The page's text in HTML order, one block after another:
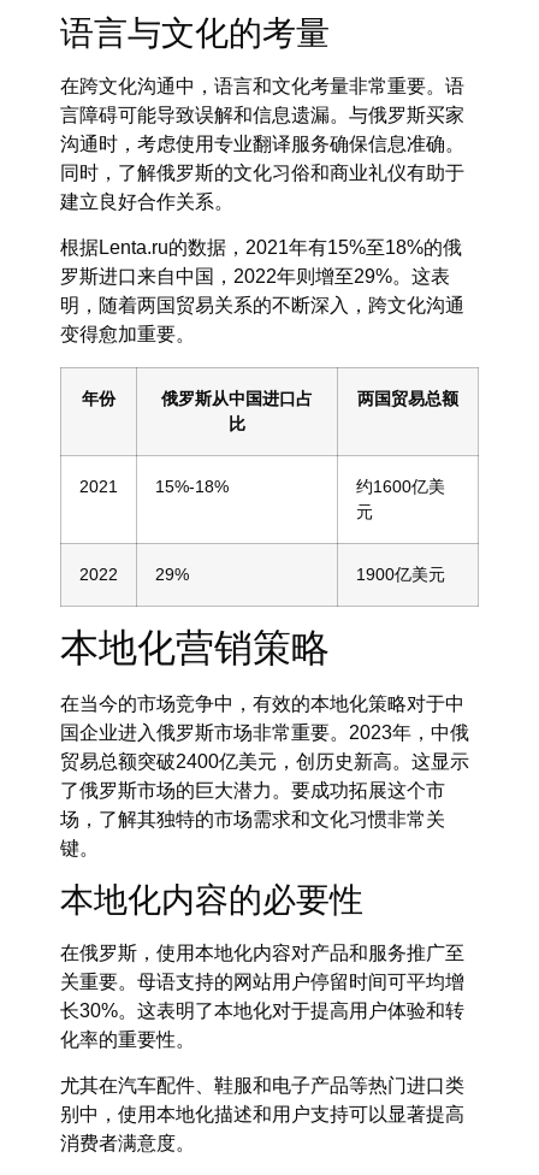
语言与文化的考量
在跨文化沟通中，语言和文化考量非常重要。语
言障碍可能导致误解和信息遗漏。与俄罗斯买家
沟通时，考虑使用专业翻译服务确保信息准确。
同时，了解俄罗斯的文化习俗和商业礼仪有助于
建立良好合作关系。
根据Lenta.ru的数据，2021年有15%至18%的俄
罗斯进口来自中国，2022年则增至29%。这表
明，随着两国贸易关系的不断深入，跨文化沟通
变得愈加重要。
年份
俄罗斯从中国进口占
比
两国贸易总额
2021 15%-18%
约1600亿美
元
2022 29% 1900亿美元
本地化营销策略
在当今的市场竞争中，有效的本地化策略对于中
国企业进入俄罗斯市场非常重要。2023年，中俄
贸易总额突破2400亿美元，创历史新高。这显示
了俄罗斯市场的巨大潜力。要成功拓展这个市
场，了解其独特的市场需求和文化习惯非常关
键。
本地化内容的必要性
在俄罗斯，使用本地化内容对产品和服务推广至
关重要。母语支持的网站用户停留时间可平均增
长30%。这表明了本地化对于提高用户体验和转
化率的重要性。
尤其在汽车配件、鞋服和电子产品等热门进口类
别中，使用本地化描述和用户支持可以显著提高
消费者满意度。